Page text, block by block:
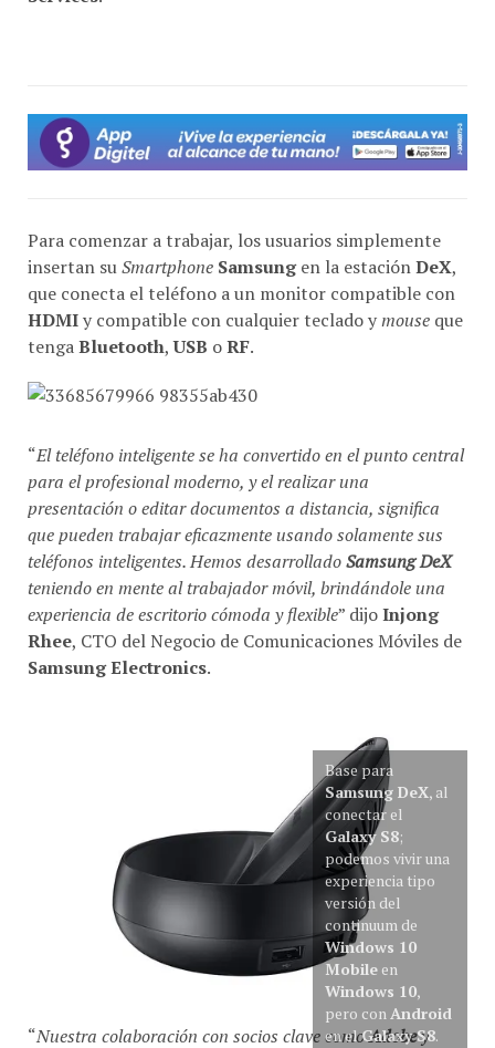
Para comenzar a trabajar, los usuarios simplemente
insertan su Smartphone Samsung en la estación DeX
que conecta el teléfono a un monitor compatible con
HDMI y compatible con cualquier teclado y
tenga Bluetooth ,USB RF
“El teléfono inteligente se ha convertido en el punto central
para el profesional moderno, y el realizar una
presentación o editar documentos a distancia, significa
que pueden trabajar eficazmente usando solamente sus
teléfonos inteligentes. Hemos desarrollado Samsung DeX
teniendo en mente al trabajador móvil, brindándole una
experiencia de escritorio cómoda y flexible ” dijo Injong
Rhee
, CTO del Negocio de Comunicaciones Móviles de
Samsung Electronics
Base para
Samsung DeX , al
conectar el
Galaxy S8;
podemos vivir una
experiencia tipo
versión del
continuum de
Windows 10
Mobileen
Windows 10
pero conAndroid
en el Galaxy S8.
“Nuestra colaboración con socios clave comoAdobey